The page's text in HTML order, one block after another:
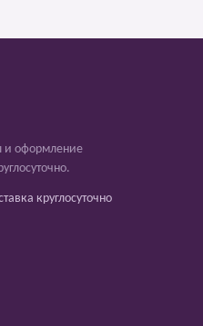
и оформление
круглосуточно